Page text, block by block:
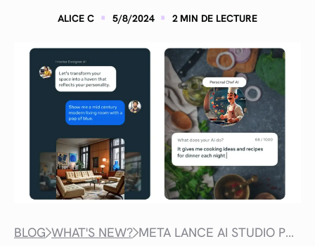
ALICE C · 5/8/2024 · 2 MIN DE LECTURE
BLOG WHAT'S NEW? META LANCE AI STUDIO POUR CRÉER DES CHATBOTS PERSONNALISÉS